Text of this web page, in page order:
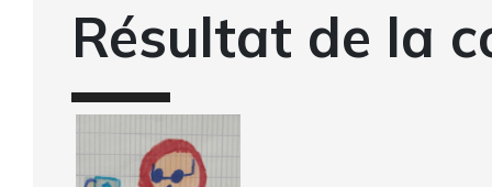
Résultat de la